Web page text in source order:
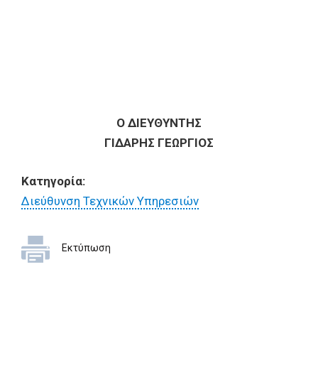
Ο ΔΙΕΥΘΥΝΤΗΣ
ΓΙΔΑΡΗΣ ΓΕΩΡΓΙΟΣ
Κατηγορία:
Διεύθυνση Τεχνικών Υπηρεσιών
Εκτύπωση